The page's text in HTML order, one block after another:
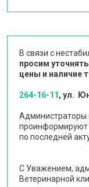
В связи с
просим
цены и наличие
264-16-11, ул.
Администраторы
проинформируют
по последней
С Уважением,
Ветеринарной